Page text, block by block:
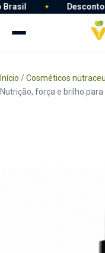
Descontos em todos
Descontos
Início /Cosméticos
Nutrição, força e brilho